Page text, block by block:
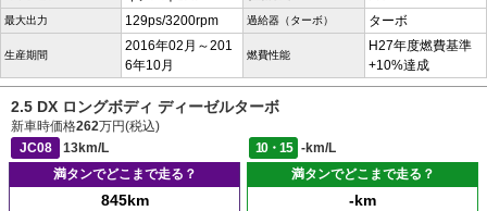
最大出力 129ps/3200rpm 過給器（ターボ） ターボ
生産期間
2016年02月～201
6年10月
燃費性能
H27年度燃費基準
+10%達成
2.5 DX ロングボディ ディーゼルターボ
新車時価格262万円(税込)
JC08
13km/L 10・15
-km/L
満タンでどこまで走る？
845km
満タンでどこまで走る？
-km